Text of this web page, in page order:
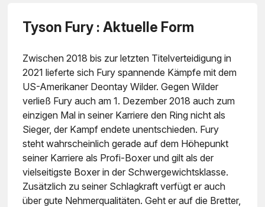
Tyson Fury : Aktuelle Form
Zwischen 2018 bis zur letzten Titelverteidigung in
2021 lieferte sich Fury spannende Kämpfe mit dem
US-Amerikaner Deontay Wilder. Gegen Wilder
verließ Fury auch am 1. Dezember 2018 auch zum
einzigen Mal in seiner Karriere den Ring nicht als
Sieger, der Kampf endete unentschieden. Fury
steht wahrscheinlich gerade auf dem Höhepunkt
seiner Karriere als Profi-Boxer und gilt als der
vielseitigste Boxer in der Schwergewichtsklasse.
Zusätzlich zu seiner Schlagkraft verfügt er auch
über gute Nehmerqualitäten. Geht er auf die Bretter,